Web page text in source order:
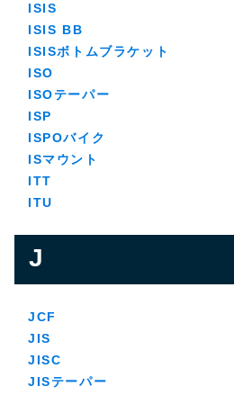
ISIS
ISIS BB
ISISボトムブラケット
ISO
ISOテーパー
ISP
ISPOバイク
ISマウント
ITT
ITU
J
JCF
JIS
JISC
JISテーパー